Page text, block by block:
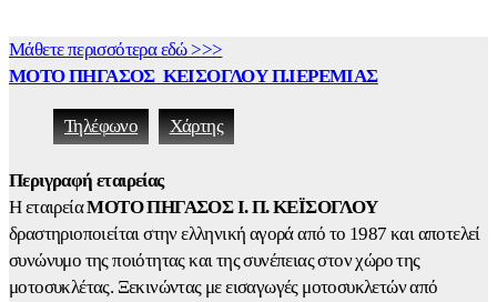
Μάθετε περισσότερα εδώ >>>
ΜΟΤΟ ΠΗΓΑΣΟΣ ΚΕΙΣΟΓΛΟΥ Π.ΙΕΡΕΜΙΑΣ
Τηλέφωνο Χάρτης
Περιγραφή εταιρείας
Η εταιρείαΜΟΤΟ ΠΗΓΑΣΟΣ Ι. Π. ΚΕΪΣΟΓΛΟΥ
δραστηριοποιείται στην ελληνική αγορά από το 1987 και αποτελεί
συνώνυμο της ποιότητας και της συνέπειας στον χώρο της
μοτοσυκλέτας. Ξεκινώντας με εισαγωγές μοτοσυκλετών από